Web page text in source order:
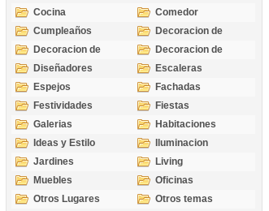
Cocina
Comedor
Cumpleaños
Decoracion de
Exteriores
Decoracion de
Interiores
Decoracion de
Ocasiones
Diseñadores
Escaleras
Espejos
Fachadas
Festividades
Fiestas
Galerias
Habitaciones
Ideas y Estilo
Iluminacion
Jardines
Living
Muebles
Oficinas
Otros Lugares
Otros temas